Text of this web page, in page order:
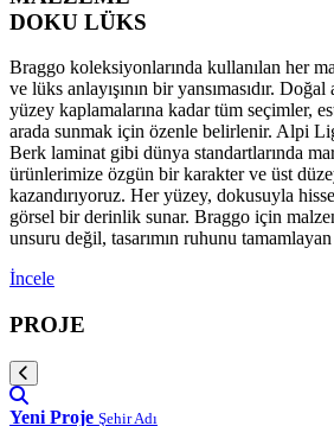
DOKU LÜKS
Braggo koleksiyonlarında kullanılan her
ve lüks anlayışının bir yansımasıdır.
yüzey kaplamalarına kadar tüm seçimler,
arada sunmak için özenle belirlenir. Alpi
Berk laminat gibi dünya standartlarında
ürünlerimize özgün bir karakter ve üst
kazandırıyoruz. Her yüzey, dokusuyla
görsel bir derinlik sunar. Braggo için
unsuru değil, tasarımın ruhunu
İncele
PROJE
Yeni Proje Şehir Adı